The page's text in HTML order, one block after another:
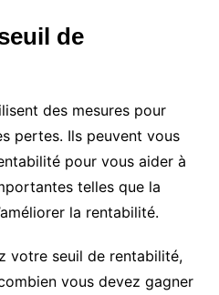
de
des mesures pour
pertes. Ils peuvent vous
pour vous aider à
telles que la
la rentabilité.
votre seuil de rentabilité,
vous devez gagner